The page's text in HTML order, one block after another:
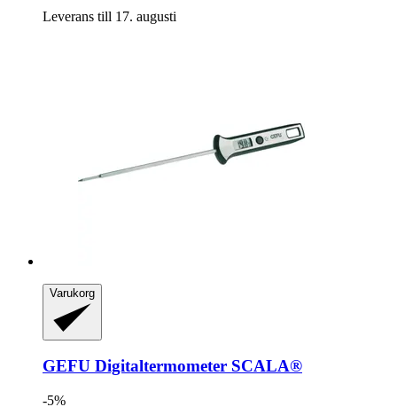
Leverans till 17. augusti
Varukorg
GEFU Digitaltermometer SCALA®
-5%